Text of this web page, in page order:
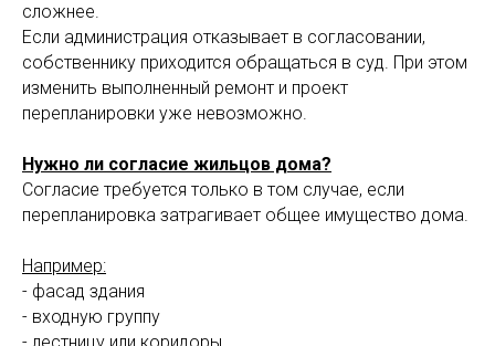
сложнее.
Если администрация отказывает в согласовании,
собственнику приходится обращаться в суд. При этом
изменить выполненный ремонт и проект
перепланировки уже невозможно.
Нужно ли согласие жильцов дома?
Согласие требуется только в том случае, если
перепланировка затрагивает общее имущество дома.
Например:
- фасад здания
- входную группу